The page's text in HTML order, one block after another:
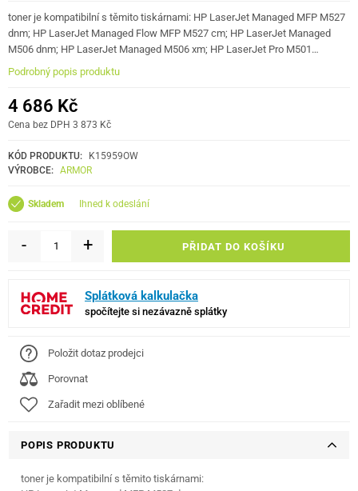
toner je kompatibilní s těmito tiskárnami: HP LaserJet Managed MFP M527
dnm; HP LaserJet Managed Flow MFP M527 cm; HP LaserJet Managed
M506 dnm; HP LaserJet Managed M506 xm; HP LaserJet Pro M501…
Podrobný popis produktu
4 686 Kč
Cena bez DPH 3 873 Kč
KÓD PRODUKTU:
K15959OW
VÝROBCE: ARMOR
Skladem ihned k odeslání
- + PŘIDAT DO KOŠÍKU
Splátková kalkulačka
spočítejte si nezávazně splátky
Položit dotaz prodejci
Porovnat
Zařadit mezi oblíbené
POPIS PRODUKTU
toner je kompatibilní s těmito tiskárnami: